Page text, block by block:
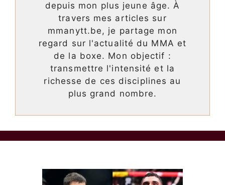
depuis mon plus jeune âge. À
travers mes articles sur
mmanytt.be, je partage mon
regard sur l'actualité du MMA et
de la boxe. Mon objectif :
transmettre l'intensité et la
richesse de ces disciplines au
plus grand nombre.